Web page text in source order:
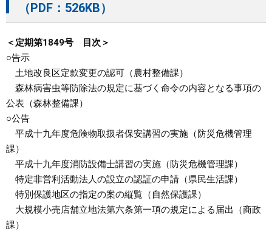
（PDF：526KB）
＜定期第1849号 目次＞
○告示
土地改良区定款変更の認可（農村整備課）
森林病害虫等防除法の規定に基づく命令の内容となる事項の
公表（森林整備課）
○公告
平成十九年度危険物取扱者保安講習の実施（防災危機管理
課）
平成十九年度消防設備士講習の実施（防災危機管理課）
特定非営利活動法人の設立の認証の申請（県民生活課）
特別保護地区の指定の案の縦覧（自然保護課）
大規模小売店舗立地法第六条第一項の規定による届出（商政
課）